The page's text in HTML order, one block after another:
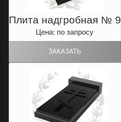
Плита надгробная № 9
Цена: по запросу